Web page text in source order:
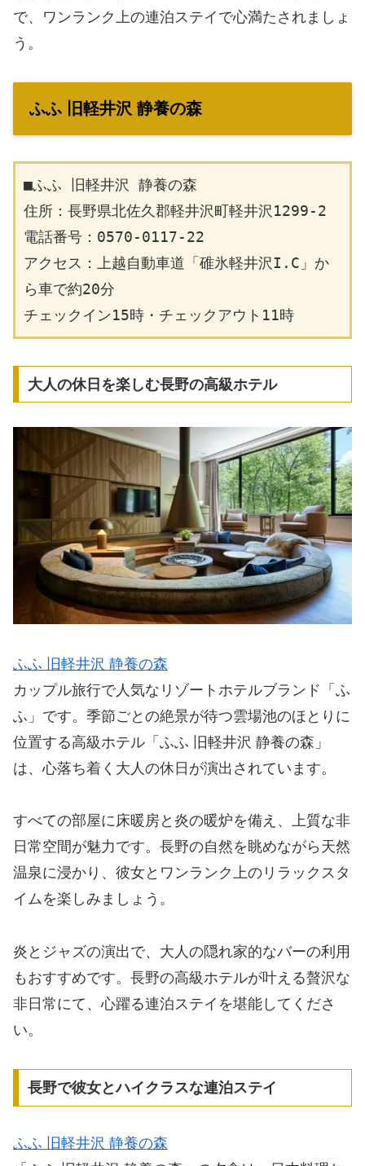
で、ワンランク上の連泊ステイで心満たされましょ
う。
ふふ 旧軽井沢 静養の森
■ふふ 旧軽井沢 静養の森
住所：長野県北佐久郡軽井沢町軽井沢1299-2
電話番号：0570-0117-22
アクセス：上越自動車道「碓氷軽井沢I.C」か
ら車で約20分
チェックイン15時・チェックアウト11時
大人の休日を楽しむ長野の高級ホテル
ふふ 旧軽井沢 静養の森
カップル旅行で人気なリゾートホテルブランド「ふ
ふ」です。季節ごとの絶景が待つ雲場池のほとりに
位置する高級ホテル「ふふ 旧軽井沢 静養の森」
は、心落ち着く大人の休日が演出されています。
すべての部屋に床暖房と炎の暖炉を備え、上質な非
日常空間が魅力です。長野の自然を眺めながら天然
温泉に浸かり、彼女とワンランク上のリラックスタ
イムを楽しみましょう。
炎とジャズの演出で、大人の隠れ家的なバーの利用
もおすすめです。長野の高級ホテルが叶える贅沢な
非日常にて、心躍る連泊ステイを堪能してくださ
い。
長野で彼女とハイクラスな連泊ステイ
ふふ 旧軽井沢 静養の森